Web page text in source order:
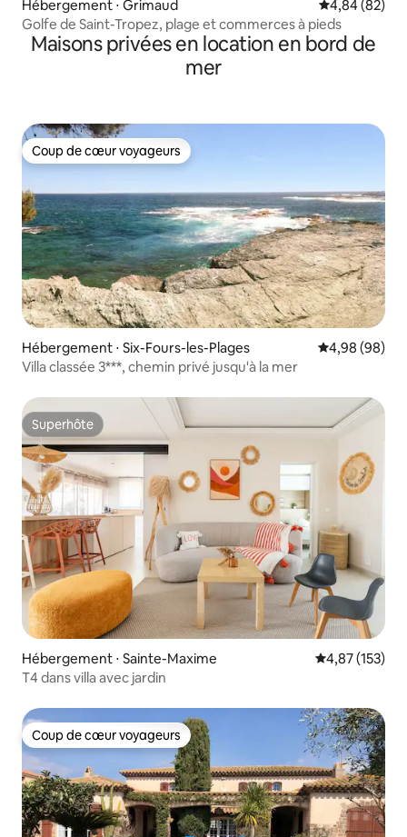
Hébergement ⋅ Grimaud Évaluation
4,84 (82)
Golfe de Saint-Tropez, plage et commerces à pieds
Maisons privées en location en bord de
mer
Coup de cœur voyageurs
Coup de cœur voyageurs
Hébergement ⋅ Six-Fours-les-Plages Évaluation
4,98 (98)
Villa classée 3***, chemin privé jusqu'à la mer
Superhôte
Superhôte
Hébergement ⋅ Sainte-Maxime Évaluation
4,87 (153)
T4 dans villa avec jardin
Coup de cœur voyageurs
Coup de cœur voyageurs